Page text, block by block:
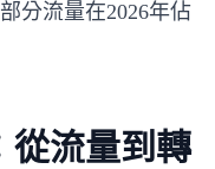
分流量在2026年佔
從流量到轉